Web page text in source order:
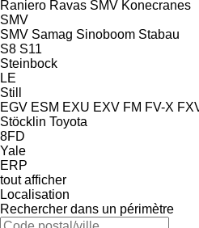
Raniero Ravas SMV Konecranes
SMV
SMV Samag Sinoboom Stabau
S8 S11
Steinbock
LE
Still
EGV ESM EXU EXV FM FV-X
Stöcklin Toyota
8FD
Yale
ERP
tout afficher
Localisation
Rechercher dans un périmètre